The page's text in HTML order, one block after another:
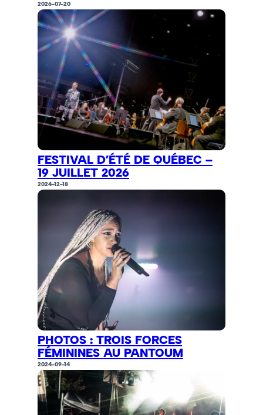
2026-07-20
FESTIVAL D’ÉTÉ DE QUÉBEC –
19 JUILLET 2026
2024-12-18
PHOTOS : TROIS FORCES
FÉMININES AU PANTOUM
2024-09-14